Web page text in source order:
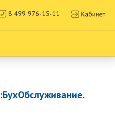
8 499 976-15-11 Кабинет